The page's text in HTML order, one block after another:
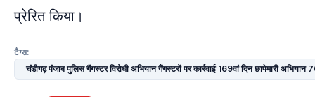
प्रेरित किया।
टैग्स:
चंडीगढ़ पंजाब पुलिस गैंगस्टर विरोधी अभियान गैंगस्टरों पर कार्रवाई 169वां दिन छापेमारी